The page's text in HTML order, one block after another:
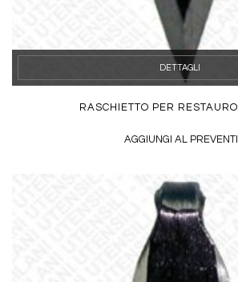
DETTAGLI
RASCHIETTO PER
AGGIUNGI AL